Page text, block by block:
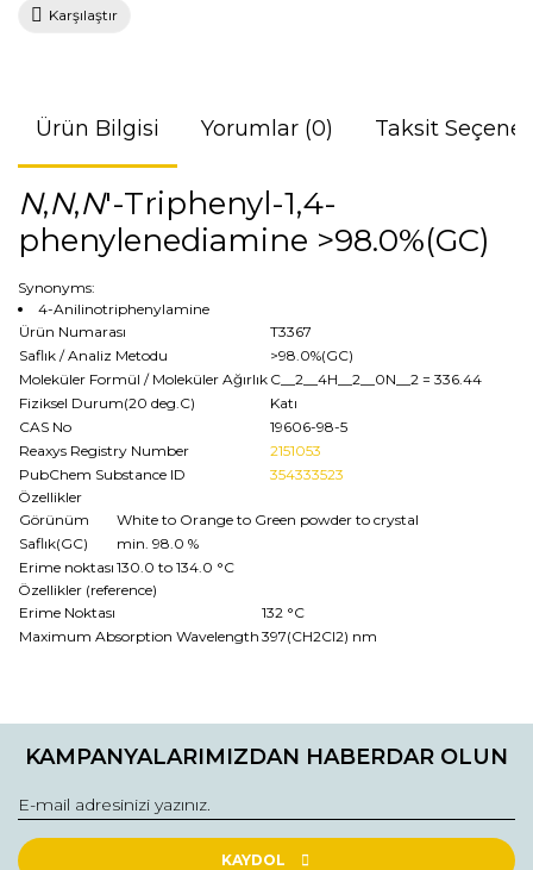
Karşılaştır
Ürün Bilgisi Yorumlar (0) Taksit
N,N,N'-Triphenyl-1,4-
phenylenediamine >98.0%(GC)
Synonyms:
4-Anilinotriphenylamine
Ürün Numarası
T3367
Saflık / Analiz Metodu
>98.0%(GC)
Moleküler Formül / Moleküler Ağırlık C__2__4H__2__0N__2 = 336.44
Fiziksel Durum(20 deg.C)
Katı
CAS No
19606-98-5
Reaxys Registry Number
2151053
PubChem Substance ID
354333523
Özellikler
Görünüm
White to Orange to Green powder to crystal
Saflık(GC)
min. 98.0 %
Erime noktası 130.0 to 134.0 °C
Özellikler (reference)
Erime Noktası
132 °C
Maximum Absorption Wavelength 397(CH2Cl2) nm
konularda yetersiz gördüğünüz noktaları öneri formunu
Görüş ve önerileriniz için teşekkür ederiz.
Ürün resmi kalitesiz, bozuk veya görüntülenemiyor.
Ürün açıklamasında eksik bilgiler bulunuyor.
KAMPANYALARIMIZDAN HABERDAR OLUN
KAYDOL